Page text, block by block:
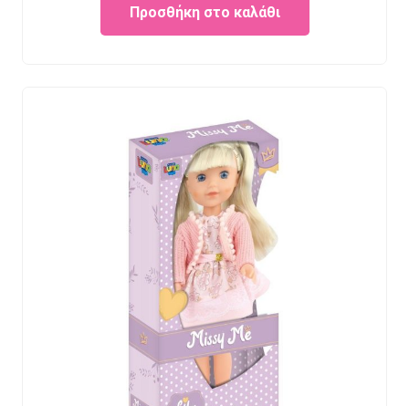
was:
€23.95.
is:
€19.95.
Προσθήκη στο καλάθι